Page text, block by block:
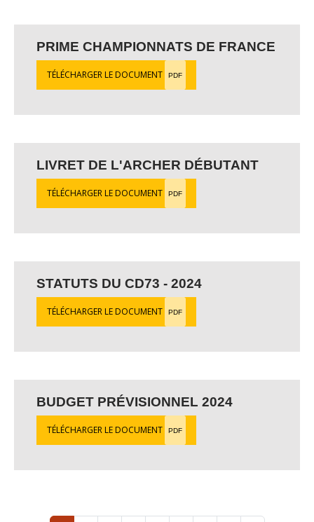
PRIME CHAMPIONNATS DE FRANCE
TÉLÉCHARGER LE DOCUMENT PDF
LIVRET DE L'ARCHER DÉBUTANT
TÉLÉCHARGER LE DOCUMENT PDF
STATUTS DU CD73 - 2024
TÉLÉCHARGER LE DOCUMENT PDF
BUDGET PRÉVISIONNEL 2024
TÉLÉCHARGER LE DOCUMENT PDF